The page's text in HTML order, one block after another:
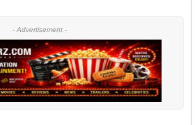
- Advertisement -